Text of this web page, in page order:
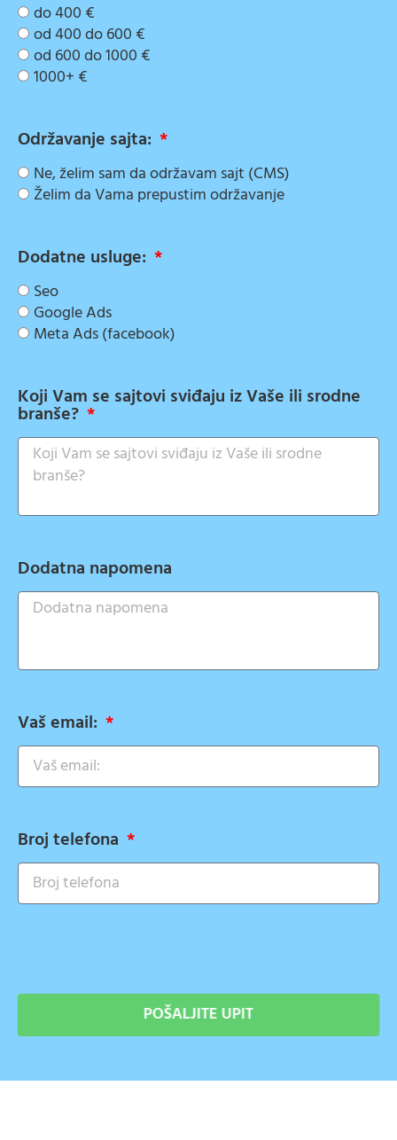
do 400 €
od 400 do 600 €
od 600 do 1000 €
1000+ €
Održavanje sajta:
Ne, želim sam da održavam sajt (CMS)
Želim da Vama prepustim održavanje
Dodatne usluge:
Seo
Google Ads
Meta Ads (facebook)
Koji Vam se sajtovi sviđaju iz Vaše ili srodne
branše?
Dodatna napomena
Vaš email:
Broj telefona
POŠALJITE UPIT